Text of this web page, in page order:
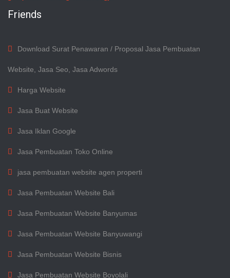
Friends
Download Surat Penawaran / Proposal Jasa Pembuatan
Website, Jasa Seo, Jasa Adwords
Harga Website
Jasa Buat Website
Jasa Iklan Google
Jasa Pembuatan Toko Online
jasa pembuatan website agen properti
Jasa Pembuatan Website Bali
Jasa Pembuatan Website Banyumas
Jasa Pembuatan Website Banyuwangi
Jasa Pembuatan Website Bisnis
Jasa Pembuatan Website Boyolali